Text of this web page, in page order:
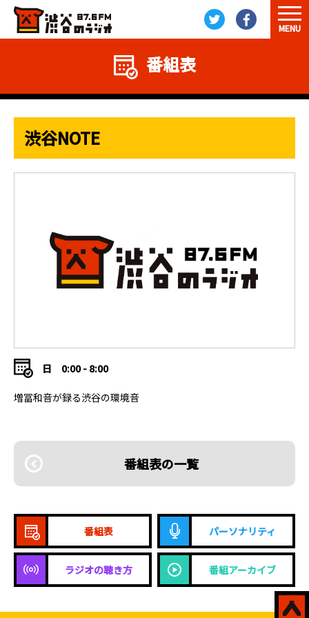
MENU
番組表
渋谷NOTE
日 0:00 - 8:00
増冨和音が録る渋谷の環境音
番組表の一覧
番組表 パーソナリティ
ラジオの聴き方 番組アーカイブ